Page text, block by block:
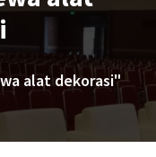
alat dekorasi"